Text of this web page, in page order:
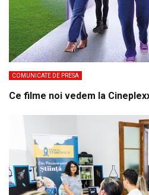
COMUNICATE DE PRESA
Ce filme noi vedem la